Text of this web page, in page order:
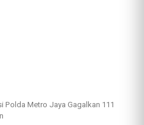
Polda Metro Jaya Gagalkan 111